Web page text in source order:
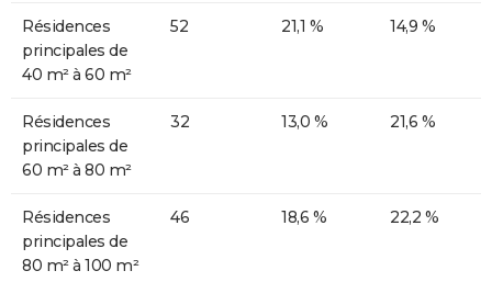
Résidences
principales de
40 m² à 60 m²
52 21,1 % 14,9 %
Résidences
principales de
60 m² à 80 m²
32 13,0 % 21,6 %
Résidences
principales de
80 m² à 100 m²
46 18,6 % 22,2 %